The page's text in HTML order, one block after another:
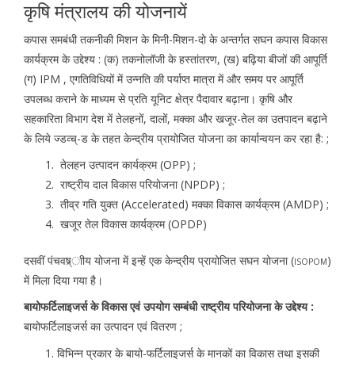
कृषि मंत्रालय की योजनायें
कपास समबंधी तकनीकी मिशन के मिनी-मिशन-दो के अन्तर्गत सघन कपास विकास
कार्यक्रम के उद्देश्य : (क) तकनोलॉजी के हस्तांतरण, (ख) बढ़िया बीजों की आपूर्ति
(ग) IPM , एगतिविधियों में उन्नति की पर्याप्त मात्रा में और समय पर आपूर्ति
उपलब्ध कराने के माध्यम से प्रति यूनिट क्षेत्र पैदावार बढ़ाना। कृषि और
सहकारिता विभाग देश में तेलहनों, दालों, मक्का और खजूर-तेल का उतपादन बढ़ाने
के लिये ज्डव्च्-ड के तहत केन्द्रीय प्रायोजित योजना का कार्यान्वयन कर रहा है: ;
तेलहन उत्पादन कार्यक्रम (OPP) ;
राष्ट्रीय दाल विकास परियोजना (NPDP) ;
तीव्र गति युक्त (Accelerated) मक्का विकास कार्यक्रम (AMDP) ;
खजूर तेल विकास कार्यक्रम (OPDP)
दसवीं पंचवष्र्ाीय योजना में इन्हें एक केन्द्रीय प्रायोजित सघन योजना (ISOPOM)
में मिला दिया गया है।
बायोफर्टिलाइजर्स के विकास एवं उपयोग सम्बंधी राष्ट्रीय परियोजना के उद्देश्य :
बायोफर्टिलाइजर्स का उत्पादन एवं वितरण ;
विभिन्न प्रकार के बायो-फर्टिलाइजर्स के मानकों का विकास तथा इसकी